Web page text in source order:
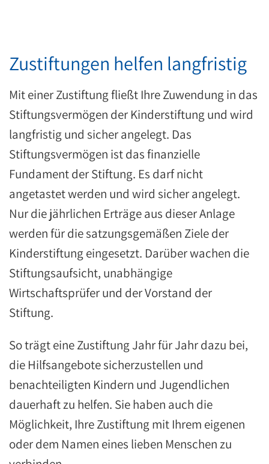
Zustiftungen helfen langfristig
Mit einer Zustiftung fließt Ihre Zuwendung in das
Stiftungsvermögen der Kinderstiftung und wird
langfristig und sicher angelegt. Das
Stiftungsvermögen ist das finanzielle
Fundament der Stiftung. Es darf nicht
angetastet werden und wird sicher angelegt.
Nur die jährlichen Erträge aus dieser Anlage
werden für die satzungsgemäßen Ziele der
Kinderstiftung eingesetzt. Darüber wachen die
Stiftungsaufsicht, unabhängige
Wirtschaftsprüfer und der Vorstand der
Stiftung.
So trägt eine Zustiftung Jahr für Jahr dazu bei,
die Hilfsangebote sicherzustellen und
benachteiligten Kindern und Jugendlichen
dauerhaft zu helfen. Sie haben auch die
Möglichkeit, Ihre Zustiftung mit Ihrem eigenen
oder dem Namen eines lieben Menschen zu